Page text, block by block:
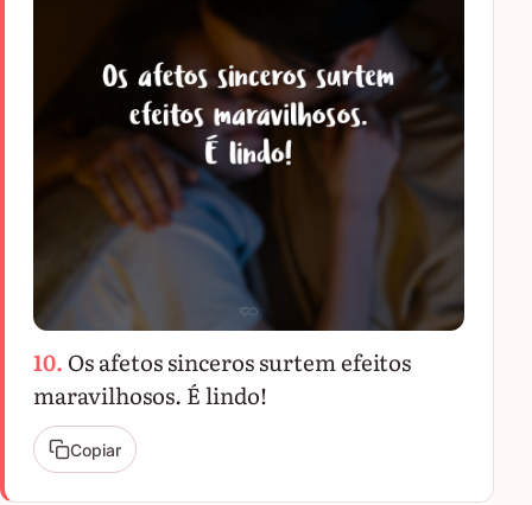
10. Os afetos sinceros surtem efeitos
maravilhosos. É lindo!
Copiar